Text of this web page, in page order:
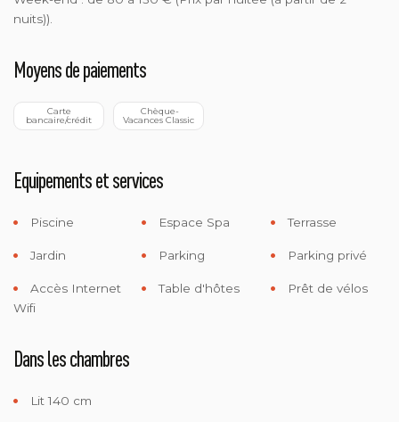
nuits)).
Moyens de paiements
bancaire/crédit Vacances Classic
Equipements et services
Piscine Espace Spa Terrasse
Jardin Parking Parking privé
Accès Internet
Wifi
Table d'hôtes Prêt de vélos
Dans les chambres
Lit 140 cm